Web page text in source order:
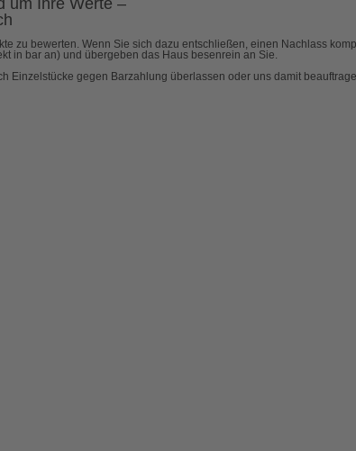
zu bewerten. Wenn Sie sich dazu entschließen, einen Nachlass
in bar an) und übergeben das Haus besenrein an Sie.
Einzelstücke gegen Barzahlung überlassen oder uns damit